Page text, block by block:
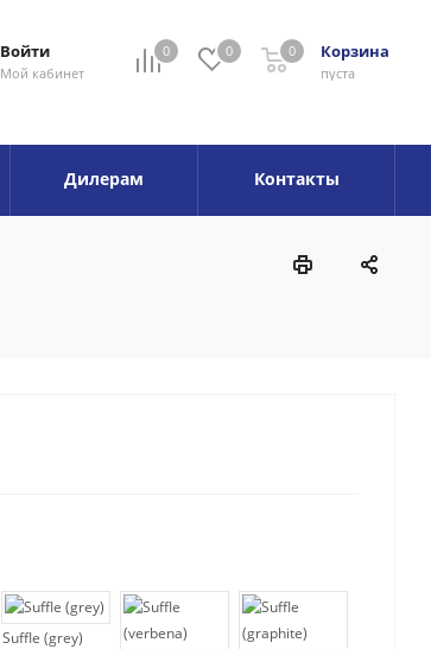
0 0 Корзина
пуста
0
Войти
Мой кабинет
Дилерам Контакты
Suffle (grey)